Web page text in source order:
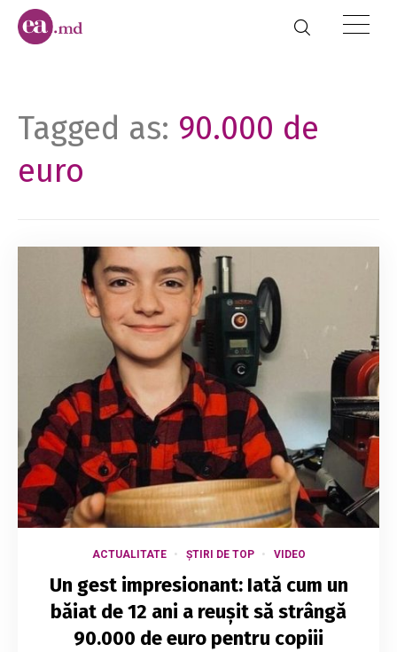
Tagged as: 90.000 de
euro
ACTUALITATE ȘTIRI DE TOP VIDEO
Un gest impresionant: Iată cum un
băiat de 12 ani a reușit să strângă
90.000 de euro pentru copiii